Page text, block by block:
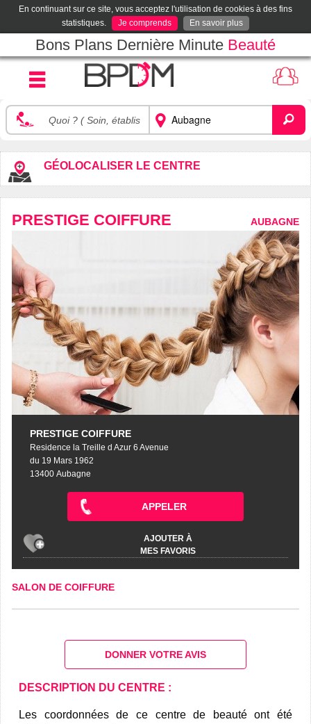
En continuant sur ce site, vous acceptez l'utilisation de cookies à des fins
statistiques.
Je comprends En savoir plus
Bons Plans Dernière Minute Beauté
GÉOLOCALISER LE CENTRE
PRESTIGE COIFFURE AUBAGNE
PRESTIGE COIFFURE
Residence la Treille d Azur 6 Avenue
du 19 Mars 1962
13400 Aubagne
APPELER
AJOUTER À
MES FAVORIS
SALON DE COIFFURE
DONNER VOTRE AVIS
DESCRIPTION DU CENTRE :
Les coordonnées de ce centre de beauté ont été